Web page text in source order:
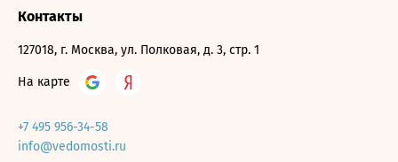
Контакты
127018, г. Москва, ул. Полковая, д. 3, стр. 1
На карте
+7 495 956-34-58
info@vedomosti.ru